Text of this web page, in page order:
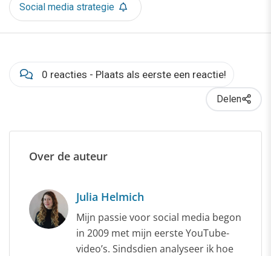
Social media strategie
0 reacties - Plaats als eerste een reactie!
Delen
Over de auteur
Julia Helmich
Mijn passie voor social media begon
in 2009 met mijn eerste YouTube-
video’s. Sindsdien analyseer ik hoe